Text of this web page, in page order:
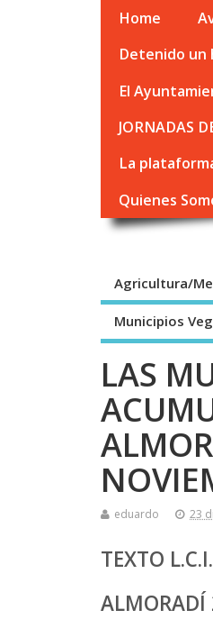
Home
Detenido un
El
JORNADAS
La
Quienes
Agricultura/
Municipios
LAS
eduardo 23
TEXTO L.C.I.